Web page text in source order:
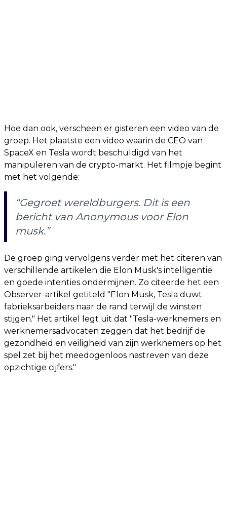
Hoe dan ook, verscheen er gisteren een video van de
groep. Het plaatste een video waarin de CEO van
SpaceX en Tesla wordt beschuldigd van het
manipuleren van de crypto-markt. Het filmpje begint
met het volgende:
“Gegroet wereldburgers. Dit is een
bericht van Anonymous voor Elon
musk.”
De groep ging vervolgens verder met het citeren van
verschillende artikelen die Elon Musk's intelligentie
en goede intenties ondermijnen. Zo citeerde het een
Observer-artikel getiteld "Elon Musk, Tesla duwt
fabrieksarbeiders naar de rand terwijl de winsten
stijgen." Het artikel legt uit dat "Tesla-werknemers en
werknemersadvocaten zeggen dat het bedrijf de
gezondheid en veiligheid van zijn werknemers op het
spel zet bij het meedogenloos nastreven van deze
opzichtige cijfers."